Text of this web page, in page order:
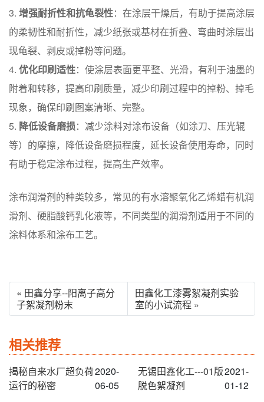
增强耐折性和抗龟裂性：在涂层干燥后，有助于提高涂层
的柔韧性和耐折性，减少纸张或基材在折叠、弯曲时涂层出
现龟裂、剥皮或掉粉等问题。
优化印刷适性：使涂层表面更平整、光滑，有利于油墨的
附着和转移，提高印刷质量，减少印刷过程中的掉粉、掉毛
现象，确保印刷图案清晰、完整。
降低设备磨损：减少涂料对涂布设备（如涂刀、压光辊
等）的摩擦，降低设备磨损程度，延长设备使用寿命，同时
有助于稳定涂布过程，提高生产效率。
涂布润滑剂的种类较多，常见的有水溶聚氧化乙烯蜡有机润
滑剂、硬脂酸钙乳化液等，不同类型的润滑剂适用于不同的
涂料体系和涂布工艺。
« 田鑫分享--阳离子高分
子絮凝剂粉末
田鑫化工漆雾絮凝剂实验
室的小试流程 »
相关推荐
揭秘自来水厂超负荷
运行的秘密
2020-
06-05
无锡田鑫化工---01版
脱色絮凝剂
2021-
01-12